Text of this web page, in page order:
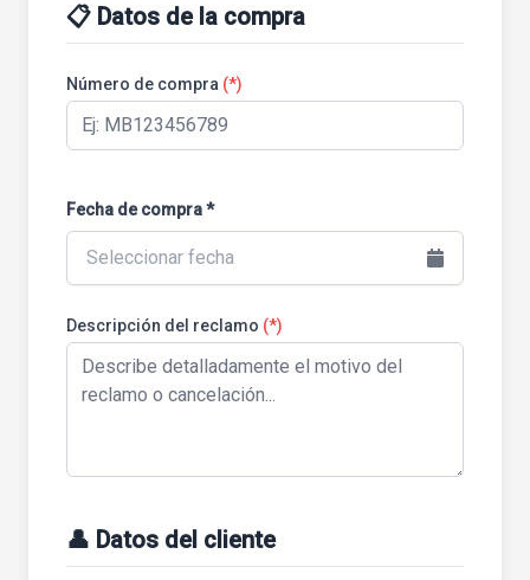
📋 Datos de la compra
Número de compra (*)
Fecha de compra *
Seleccionar fecha
Descripción del reclamo (*)
👤 Datos del cliente